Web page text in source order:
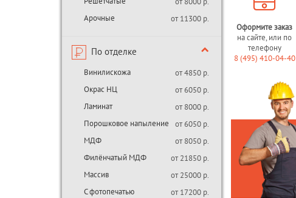
Арочные
от 11300 р.
По отделке
Винилискожа
от 4850 р.
Окрас НЦ
от 6050 р.
Ламинат
от 8000 р.
Порошковое напыление
от 6050 р.
МДФ
от 8050 р.
Филёнчатый МДФ
от 21850 р.
Массив
от 25000 р.
С фотопечатью
от 17200 р.
Оформите заказ
на сайте, или по
телефону
8 (495) 410-04-40